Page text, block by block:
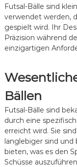
Futsal-Bälle sind
verwendet werden,
gespielt wird. Ihr
Präzision während
einzigartigen
Bällen
Futsal-Bälle sind
durch eine
erreicht wird. Sie
langlebiger sind und
bieten, was es den
Schüsse